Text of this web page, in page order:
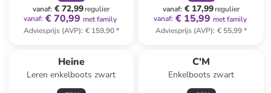
vanaf: € 72,99regulier
vanaf: € 70,99 met family
Adviesprijs (AVP): € 159,90*
vanaf: € 17,99regulier
vanaf: € 15,99 met family
Adviesprijs (AVP): € 55,99*
Heine
Leren enkelboots zwart
C'M
Enkelboots zwart